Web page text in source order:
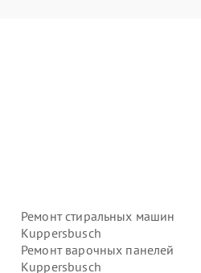
Ремонт стиральных машин
Kuppersbusch
Ремонт варочных панелей
Kuppersbusch